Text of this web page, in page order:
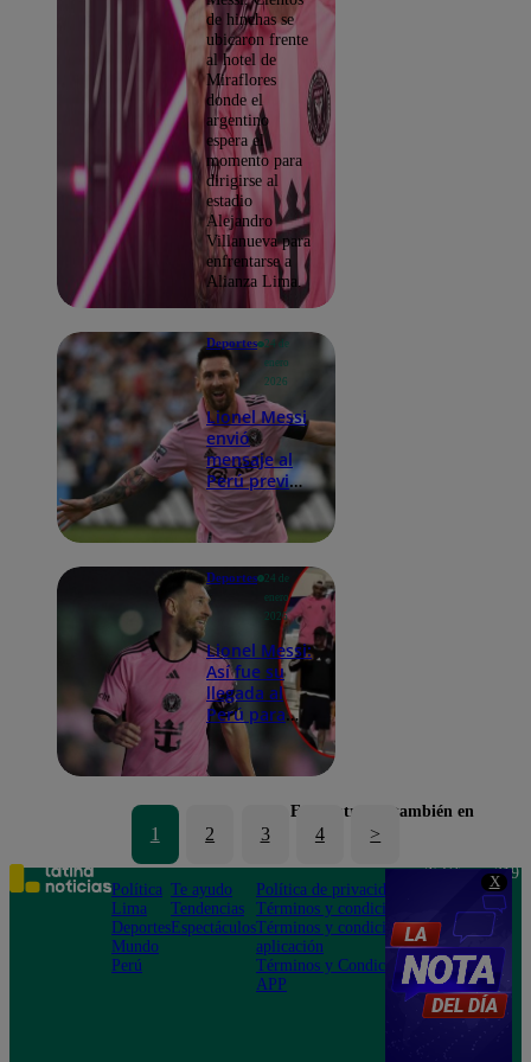
X
de hinchas se
ubicaron frente
al hotel de
Miraflores
donde el
argentino
espera el
momento para
dirigirse al
estadio
Alejandro
Villanueva para
enfrentarse a
Alianza Lima.
Deportes 24 de
enero
2026
Lionel Messi
envió
mensaje al
Perú previo
al partido
Inter Miami
vs Alianza
Lima
Deportes 24 de
enero
2026
Lionel Messi:
Así fue su
llegada al
Perú para
enfrentar a
Alianza Lima
con el Inter
1 2 3 4 >
Encuéntranos también en
Política
Lima
Deportes
Mundo
Perú
Te ayudo
Tendencias
Espectáculos
Política de privacidad
Términos y condiciones
Términos y condiciones
aplicación
Términos y Condiciones
APP
Teléfono: 219
Av. San
Felipe 968
Jesús María